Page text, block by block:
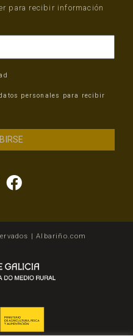
para recibir información
personales para recibir
| Albariño.com